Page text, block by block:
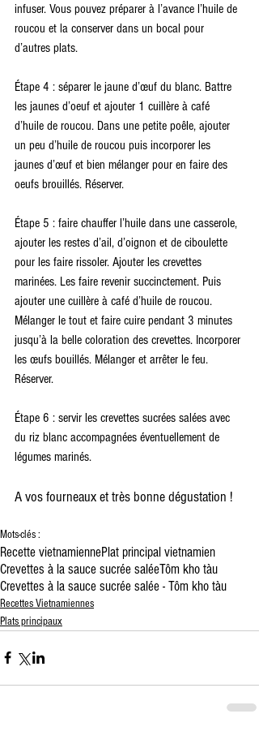
infuser. Vous pouvez préparer à l’avance l’huile de
roucou et la conserver dans un bocal pour
d’autres plats.
Étape 4 : séparer le jaune d’œuf du blanc. Battre
les jaunes d’oeuf et ajouter 1 cuillère à café
d’huile de roucou. Dans une petite poêle, ajouter
un peu d’huile de roucou puis incorporer les
jaunes d’œuf et bien mélanger pour en faire des
oeufs brouillés. Réserver.
Étape 5 : faire chauffer l’huile dans une casserole,
ajouter les restes d’ail, d’oignon et de ciboulette
pour les faire rissoler. Ajouter les crevettes
marinées. Les faire revenir succinctement. Puis
ajouter une cuillère à café d’huile de roucou.
Mélanger le tout et faire cuire pendant 3 minutes
jusqu’à la belle coloration des crevettes. Incorporer
les œufs bouillés. Mélanger et arrêter le feu.
Réserver.
Étape 6 : servir les crevettes sucrées salées avec
du riz blanc accompagnées éventuellement de
légumes marinés.
A vos fourneaux et très bonne dégustation !
Mots-clés :
Recette vietnamiennePlat principal vietnamien
Crevettes à la sauce sucrée saléeTôm kho tàu
Crevettes à la sauce sucrée salée - Tôm kho tàu
Recettes Vietnamiennes
Plats principaux